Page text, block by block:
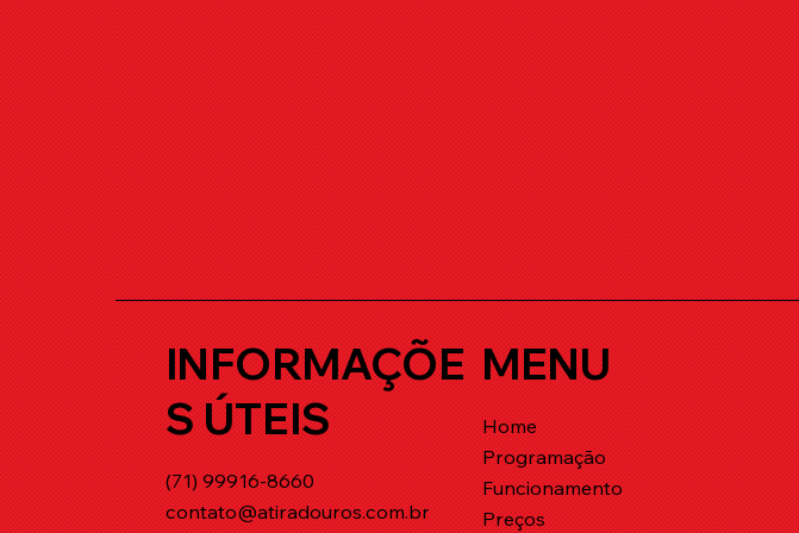
INFORMAÇÕE
S ÚTEIS
(71) 99916-8660
contato@atiradouros.com.br
MENU
Home
Programação
Funcionamento
Preços